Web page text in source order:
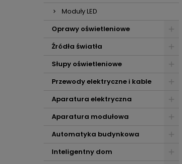
Moduły LED
Oprawy oświetleniowe
Źródła światła
Słupy oświetleniowe
Przewody elektryczne i kable
Aparatura elektryczna
Aparatura modułowa
Automatyka budynkowa
Inteligentny dom